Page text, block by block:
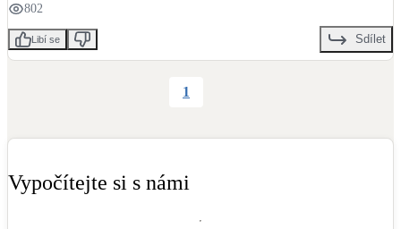
802
Libí se Sdílet
1
Vypočítejte si s námi